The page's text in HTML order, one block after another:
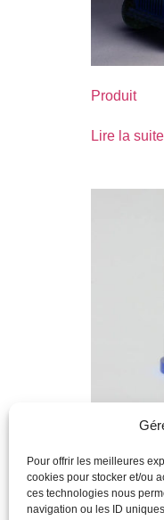
Pour offrir les meilleures
cookies pour stocker et/ou
ces technologies nous
navigation ou les ID
Produit
Lire la suite
Lire la suite